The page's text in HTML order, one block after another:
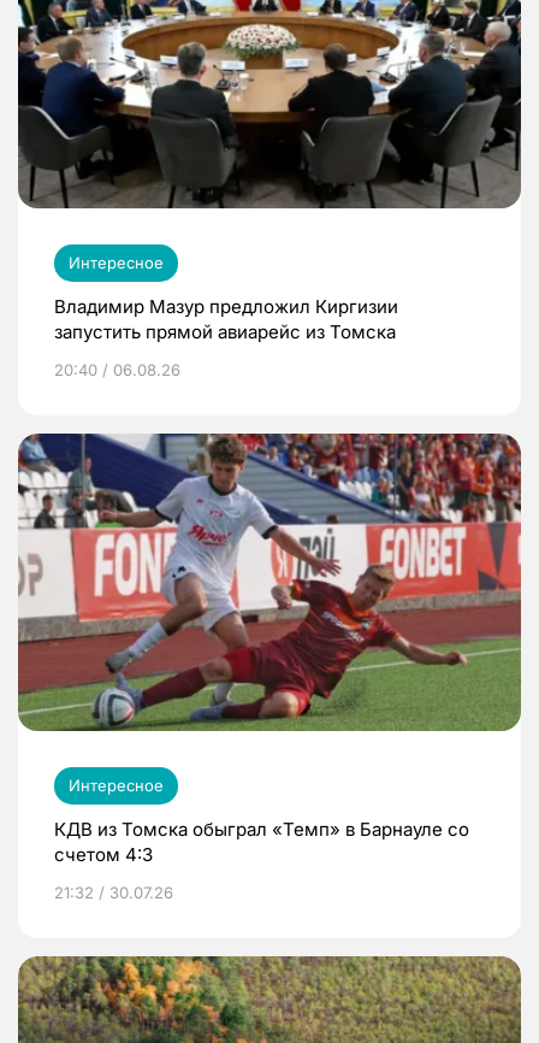
Интересное
Владимир Мазур предложил Киргизии
запустить прямой авиарейс из Томска
20:40 / 06.08.26
Интересное
КДВ из Томска обыграл «Темп» в Барнауле со
счетом 4:3
21:32 / 30.07.26